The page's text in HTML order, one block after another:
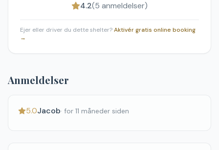
4.2(5 anmeldelser)
Ejer eller driver du dette shelter?Aktivér gratis online booking
→
Anmeldelser
5.0Jacob· for 11 måneder siden